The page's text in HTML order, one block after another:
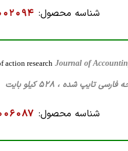
شناسه محصول:
action research Journal of
شناسه محصول: